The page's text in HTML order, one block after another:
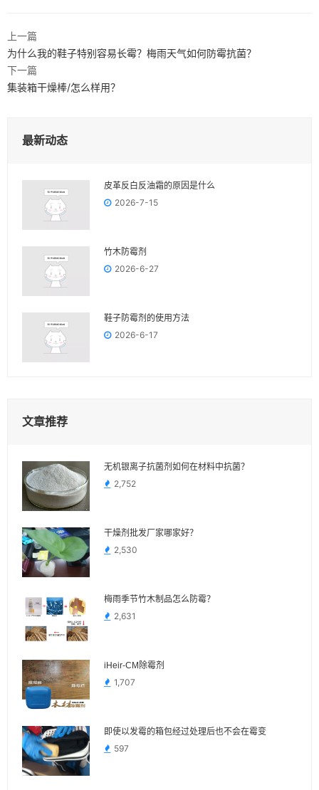
上一篇
为什么我的鞋子特别容易长霉？梅雨天气如何防霉抗菌？
下一篇
集装箱干燥棒/怎么样用？
最新动态
皮革反白反油霜的原因是什么
2026-7-15
竹木防霉剂
2026-6-27
鞋子防霉剂的使用方法
2026-6-17
文章推荐
无机银离子抗菌剂如何在材料中抗菌？
2,752
干燥剂批发厂家哪家好？
2,530
梅雨季节竹木制品怎么防霉？
2,631
iHeir-CM除霉剂
1,707
即使以发霉的箱包经过处理后也不会在霉变
597